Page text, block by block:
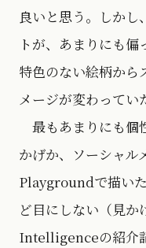
良いと思う。しかし
トが、あまりにも
特色のない絵柄から
メージが変わってい
最もあまりにも個
かげか、ソーシャ
Playgroundで描い
ど目にしない（見
Intelligenceの紹介